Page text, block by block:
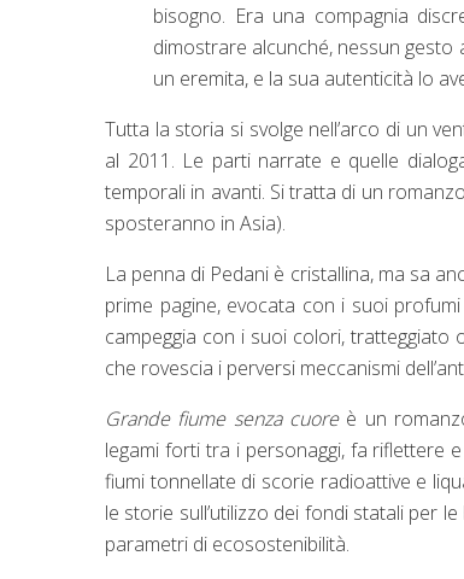
bisogno. Era una compagnia
dimostrare alcunché, nessun gesto
un eremita, e la sua autenticità lo
Tutta la storia si svolge nell’arco di un
al 2011. Le parti narrate e quelle
temporali in avanti. Si tratta di un
sposteranno in Asia).
La penna di Pedani è cristallina, ma sa
prime pagine, evocata con i suoi
campeggia con i suoi colori,
che rovescia i perversi meccanismi
Grande fiume senza cuore è un
legami forti tra i personaggi, fa riflettere
fiumi tonnellate di scorie radioattive e
le storie sull’utilizzo dei fondi statali per
parametri di ecosostenibilità.